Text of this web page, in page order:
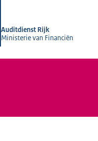
Auditdienst Rijk
Ministerie van Financiën